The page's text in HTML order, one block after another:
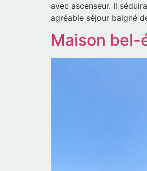
avec ascenseur. Il
agréable séjour baigné
Maison bel-